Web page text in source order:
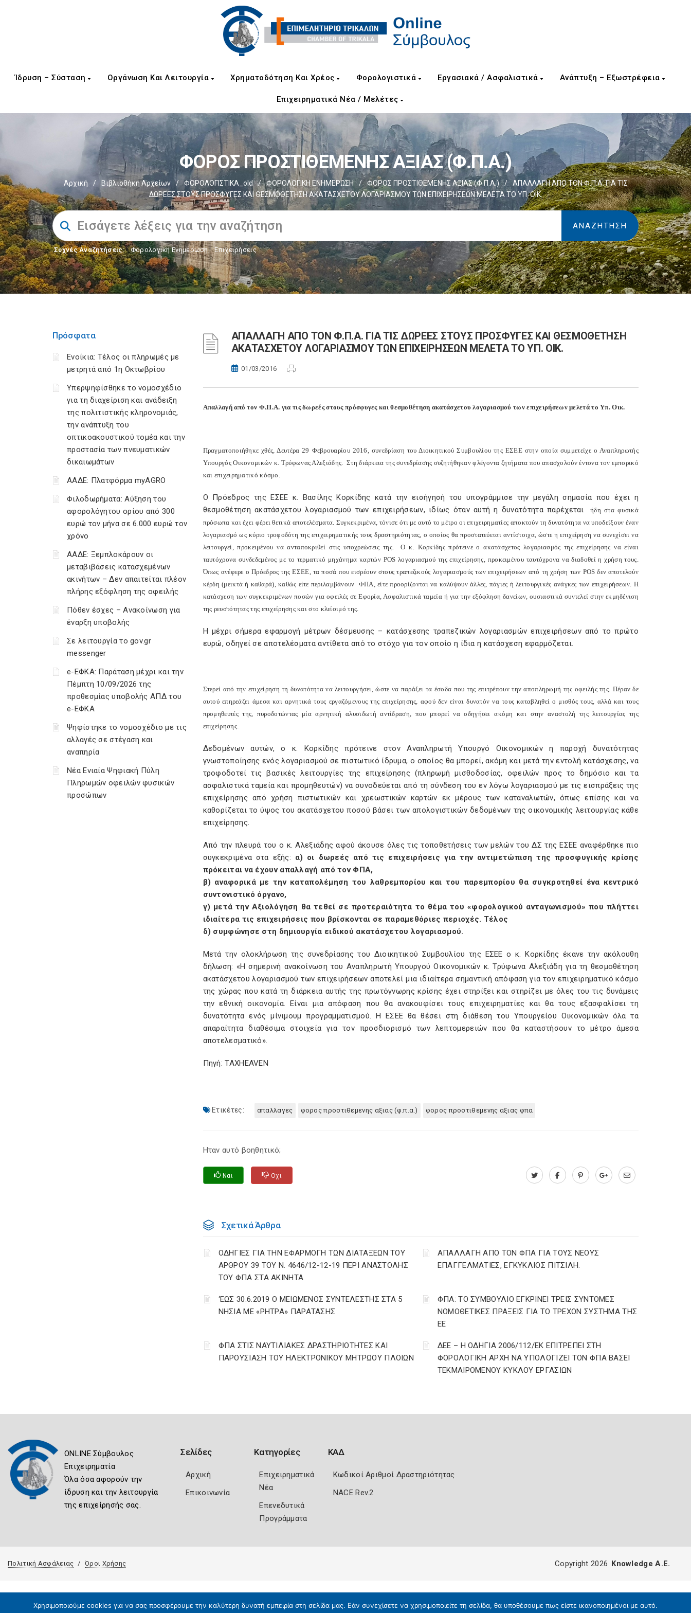
Ίδρυση – Σύσταση Οργάνωση Και Λειτουργία Χρηματοδότηση Και Χρέος Φορολογιστικά Εργασιακά / Ασφαλιστικά Ανάπτυξη – Εξωστρέφεια
Επιχειρηματικά Νέα / Μελέτες
ΦΟΡΟΣ ΠΡΟΣΤΙΘΕΜΕΝΗΣ ΑΞΙΑΣ (Φ.Π.Α.)
Αρχική / Βιβλιοθήκη Αρχείων / ΦΟΡΟΛΟΓΙΣΤΙΚΑ_old / ΦΟΡΟΛΟΓΙΚΗ ΕΝΗΜΕΡΩΣΗ / ΦΟΡΟΣ ΠΡΟΣΤΙΘΕΜΕΝΗΣ ΑΞΙΑΣ (Φ.Π.Α.) /
AΠΑΛΛΑΓΗ ΑΠΟ ΤΟΝ Φ.Π.Α. ΓΙΑ ΤΙΣ
ΔΩΡΕΕΣ ΣΤΟΥΣ ΠΡΟΣΦΥΓΕΣ ΚΑΙ ΘΕΣΜΟΘΕΤΗΣΗ ΑΚΑΤΑΣΧΕΤΟΥ ΛΟΓΑΡΙΑΣΜΟΥ ΤΩΝ ΕΠΙΧΕΙΡΗΣΕΩΝ ΜΕΛΕΤΑ ΤΟ ΥΠ. ΟΙΚ.
Συχνές Αναζητήσεις: Φορολογικη Ενημέρωση, Επιχειρήσεις
Πρόσφατα
Ενοίκια: Τέλος οι πληρωμές με
μετρητά από 1η Οκτωβρίου
Υπερψηφίσθηκε το νομοσχέδιο
για τη διαχείριση και ανάδειξη
της πολιτιστικής κληρονομιάς,
την ανάπτυξη του
οπτικοακουστικού τομέα και την
προστασία των πνευματικών
δικαιωμάτων
ΑΑΔΕ: Πλατφόρμα myAGRO
Φιλοδωρήματα: Αύξηση του
αφορολόγητου ορίου από 300
ευρώ τον μήνα σε 6.000 ευρώ τον
χρόνο
ΑΑΔΕ: Ξεμπλοκάρουν οι
μεταβιβάσεις κατασχεμένων
ακινήτων – Δεν απαιτείται πλέον
πλήρης εξόφληση της οφειλής
Πόθεν έσχες – Ανακοίνωση για
έναρξη υποβολής
Σε λειτουργία το gov.gr
messenger
e-ΕΦΚΑ: Παράταση μέχρι και την
Πέμπτη 10/09/2026 της
προθεσμίας υποβολής ΑΠΔ του
e-ΕΦΚΑ
Ψηφίστηκε το νομοσχέδιο με τις
αλλαγές σε στέγαση και
αναπηρία
Νέα Ενιαία Ψηφιακή Πύλη
Πληρωμών οφειλών φυσικών
προσώπων
AΠΑΛΛΑΓΗ ΑΠΟ ΤΟΝ Φ.Π.Α. ΓΙΑ ΤΙΣ ΔΩΡΕΕΣ ΣΤΟΥΣ ΠΡΟΣΦΥΓΕΣ ΚΑΙ ΘΕΣΜΟΘΕΤΗΣΗ
ΑΚΑΤΑΣΧΕΤΟΥ ΛΟΓΑΡΙΑΣΜΟΥ ΤΩΝ ΕΠΙΧΕΙΡΗΣΕΩΝ ΜΕΛΕΤΑ ΤΟ ΥΠ. ΟΙΚ.
01/03/2016
Aπαλλαγή από τον Φ.Π.Α. για τις δωρεές στους πρόσφυγες και θεσμοθέτηση ακατάσχετου λογαριασμού των επιχειρήσεων μελετά το Υπ. Οικ.
Πραγματοποιήθηκε χθές, Δευτέρα 29 Φεβρουαρίου 2016, συνεδρίαση του Διοικητικού Συμβουλίου της ΕΣΕΕ στην οποία συμμετείχε ο Αναπληρωτής
Υπουργός Οικονομικών κ. Τρύφωνας Αλεξιάδης. Στη διάρκεια της συνεδρίασης συζητήθηκαν φλέγοντα ζητήματα που απασχολούν έντονα τον εμπορικό
και επιχειρηματικό κόσμο.
Ο Πρόεδρος της ΕΣΕΕ κ. Βασίλης Κορκίδης κατά την εισήγησή του υπογράμμισε την μεγάλη σημασία που έχει η
θεσμοθέτηση ακατάσχετου λογαριασμού των επιχειρήσεων, ιδίως όταν αυτή η δυνατότητα παρέχεται
ήδη στα φυσικά
πρόσωπα και έχει φέρει θετικά αποτελέσματα. Συγκεκριμένα, τόνισε ότι με αυτό το μέτρο οι επιχειρηματίες αποκτούν τη δυνατότητα να υποδείξουν έναν
λογαριασμό ως κύριο τροφοδότη της επιχειρηματικής τους δραστηριότητας, ο οποίος θα προστατεύεται αντίστοιχα, ώστε η επιχείρηση να συνεχίσει να
λειτουργεί, προκειμένου να ανταποκριθεί στις υποχρεώσεις της.
Ο κ. Κορκίδης πρότεινε ο ακατάσχετος λογαριασμός της επιχείρησης να είναι
ταυτόχρονα συνδεδεμένος με το τερματικό μηχάνημα καρτών POS λογαριασμού της επιχείρησης, προκειμένου ταυτόχρονα να διαδοθεί η χρήση τους.
Όπως ανέφερε ο Πρόεδρος της ΕΣΕΕ, τα ποσά που εισρέουν στους τραπεζικούς λογαριασμούς των επιχειρήσεων από τη χρήση των POS δεν αποτελούν
κέρδη (μεικτά ή καθαρά), καθώς είτε περιλαμβάνουν ΦΠΑ, είτε προορίζονται να καλύψουν άλλες, πάγιες ή λειτουργικές ανάγκες των επιχειρήσεων. Η
κατάσχεση των συγκεκριμένων ποσών για οφειλές σε Εφορία, Ασφαλιστικά ταμεία ή για την εξόφληση δανείων, ουσιαστικά συντελεί στην εκμηδένιση
της ρευστότητας της επιχείρησης και στο κλείσιμό της.
Η μέχρι σήμερα εφαρμογή μέτρων δέσμευσης – κατάσχεσης τραπεζικών λογαριασμών επιχειρήσεων από το πρώτο
ευρώ, οδηγεί σε αποτελέσματα αντίθετα από το στόχο για τον οποίο η ίδια η κατάσχεση εφαρμόζεται.
Στερεί από την επιχείρηση τη δυνατότητα να λειτουργήσει, ώστε να παράξει τα έσοδα που της επιτρέπουν την αποπληρωμή της οφειλής της. Πέραν δε
αυτού επηρεάζει άμεσα και αρνητικά τους εργαζόμενους της επιχείρησης, αφού δεν είναι δυνατόν να τους καταβληθεί ο μισθός τους, αλλά και τους
προμηθευτές της, πυροδοτώντας μία αρνητική αλυσιδωτή αντίδραση, που μπορεί να οδηγήσει ακόμη και στην αναστολή της λειτουργίας της
επιχείρησης.
Δεδομένων αυτών, ο κ. Κορκίδης πρότεινε στον Αναπληρωτή Υπουργό Οικονομικών η παροχή δυνατότητας
γνωστοποίησης ενός λογαριασμού σε πιστωτικό ίδρυμα, ο οποίος θα μπορεί, ακόμη και μετά την εντολή κατάσχεσης, να
τροφοδοτεί τις βασικές λειτουργίες της επιχείρησης (πληρωμή μισθοδοσίας, οφειλών προς το δημόσιο και τα
ασφαλιστικά ταμεία και προμηθευτών) να συνοδεύεται από τη σύνδεση του εν λόγω λογαριασμού με τις εισπράξεις της
επιχείρησης από χρήση πιστωτικών και χρεωστικών καρτών εκ μέρους των καταναλωτών, όπως επίσης και να
καθορίζεται το ύψος του ακατάσχετου ποσού βάσει των απολογιστικών δεδομένων της οικονομικής λειτουργίας κάθε
επιχείρησης.
Από την πλευρά του ο κ. Αλεξιάδης αφού άκουσε όλες τις τοποθετήσεις των μελών του ΔΣ της ΕΣΕΕ αναφέρθηκε πιο
συγκεκριμένα στα εξής: α) οι δωρεές από τις επιχειρήσεις για την αντιμετώπιση της προσφυγικής κρίσης
πρόκειται να έχουν απαλλαγή από τον ΦΠΑ,
β) αναφορικά με την καταπολέμηση του λαθρεμπορίου και του παρεμπορίου θα συγκροτηθεί ένα κεντρικό
συντονιστικό όργανο,
γ) μετά την Αξιολόγηση θα τεθεί σε προτεραιότητα το θέμα του «φορολογικού ανταγωνισμού» που πλήττει
ιδιαίτερα τις επιχειρήσεις που βρίσκονται σε παραμεθόριες περιοχές. Τέλος
δ) συμφώνησε στη δημιουργία ειδικού ακατάσχετου λογαριασμού.
Μετά την ολοκλήρωση της συνεδρίασης του Διοικητικού Συμβουλίου της ΕΣΕΕ ο κ. Κορκίδης έκανε την ακόλουθη
δήλωση: «Η σημερινή ανακοίνωση του Αναπληρωτή Υπουργού Οικονομικών κ. Τρύφωνα Αλεξιάδη για τη θεσμοθέτηση
ακατάσχετου λογαριασμού των επιχειρήσεων αποτελεί μια ιδιαίτερα σημαντική απόφαση για τον επιχειρηματικό κόσμο
της χώρας που κατά τη διάρκεια αυτής της πρωτόγνωρης κρίσης έχει στηρίξει και στηρίζει με όλες του τις δυνάμεις
την εθνική οικονομία. Είναι μια απόφαση που θα ανακουφίσει τους επιχειρηματίες και θα τους εξασφαλίσει τη
δυνατότητα ενός μίνιμουμ προγραμματισμού. Η ΕΣΕΕ θα θέσει στη διάθεση του Υπουργείου Οικονομικών όλα τα
απαραίτητα διαθέσιμα στοιχεία για τον προσδιορισμό των λεπτομερειών που θα καταστήσουν το μέτρο άμεσα
αποτελεσματικό».
Πηγή: TAXHEAVEN
Ετικέτες: απαλλαγες φορος προστιθεμενης αξιας (φ.π.α.) φορος προστιθεμενης αξιας φπα
Ηταν αυτό βοηθητικό;
Ναι Οχι
Σχετικά Άρθρα
ΟΔΗΓΙΕΣ ΓΙΑ ΤΗΝ ΕΦΑΡΜΟΓΗ ΤΩΝ ΔΙΑΤΑΞΕΩΝ ΤΟΥ
ΑΡΘΡΟΥ 39 ΤΟΥ Ν. 4646/12-12-19 ΠΕΡΙ ΑΝΑΣΤΟΛΗΣ
ΤΟΥ ΦΠΑ ΣΤΑ ΑΚΙΝΗΤΑ
ΑΠΑΛΛΑΓΗ ΑΠΟ ΤΟΝ ΦΠΑ ΓΙΑ ΤΟΥΣ ΝΕΟΥΣ
ΕΠΑΓΓΕΛΜΑΤΙΕΣ, ΕΓΚΥΚΛΙΟΣ ΠΙΤΣΙΛΗ.
‘ΕΩΣ 30.6.2019 Ο ΜΕΙΩΜΕΝΟΣ ΣΥΝΤΕΛΕΣΤΗΣ ΣΤΑ 5
ΝΗΣΙΑ ΜΕ «ΡΗΤΡΑ» ΠΑΡΑΤΑΣΗΣ
ΦΠΑ: ΤΟ ΣΥΜΒΟΥΛΙΟ ΕΓΚΡΙΝΕΙ ΤΡΕΙΣ ΣΥΝΤΟΜΕΣ
ΝΟΜΟΘΕΤΙΚΕΣ ΠΡΑΞΕΙΣ ΓΙΑ ΤΟ ΤΡΕΧΟΝ ΣΥΣΤΗΜΑ ΤΗΣ
ΕΕ
ΦΠΑ ΣΤΙΣ ΝΑΥΤΙΛΙΑΚΕΣ ΔΡΑΣΤΗΡΙΟΤΗΤΕΣ ΚΑΙ
ΠΑΡΟΥΣΙΑΣΗ ΤΟΥ ΗΛΕΚΤΡΟΝΙΚΟΥ ΜΗΤΡΩΟΥ ΠΛΟΙΩΝ
ΔΕΕ – Η ΟΔΗΓΙΑ 2006/112/ΕΚ ΕΠΙΤΡΕΠΕΙ ΣΤΗ
ΦΟΡΟΛΟΓΙΚΗ ΑΡΧΗ ΝΑ ΥΠΟΛΟΓΙΖΕΙ ΤΟΝ ΦΠΑ ΒΑΣΕΙ
ΤΕΚΜΑΙΡΟΜΕΝΟΥ ΚΥΚΛΟΥ ΕΡΓΑΣΙΩΝ
ONLINE Σύμβουλος
Επιχειρηματία
Όλα όσα αφορούν την
ίδρυση και την λειτουργία
της επιχείρησής σας.
Σελίδες
Αρχική
Επικοινωνία
Κατηγορίες
Επιχειρηματικά
Νέα
Επενεδυτικά
Προγράμματα
ΚΑΔ
Κωδικοί Αριθμοί Δραστηριότητας
NACE Rev.2
Πολιτική Ασφάλειας Όροι Χρήσης
Χρησιμοποιούμε cookies για να σας προσφέρουμε την καλύτερη δυνατή εμπειρία στη σελίδα μας. Εάν συνεχίσετε να χρησιμοποιείτε τη σελίδα, θα υποθέσουμε πως είστε ικανοποιημένοι με αυτό.
Copyright 2026 Knowledge A.E.